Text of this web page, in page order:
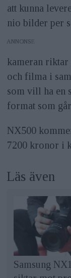
att kunna
nio bilder per
ANNONS
kameran
och filma i
som vill ha en
format som
NX500
7200 kronor i
Läs även
Samsung